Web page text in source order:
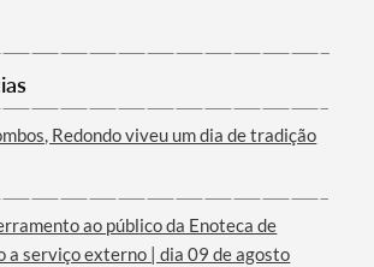
Redondo viveu um dia de tradição
ao público da Enoteca de
a serviço externo | dia 09 de agosto